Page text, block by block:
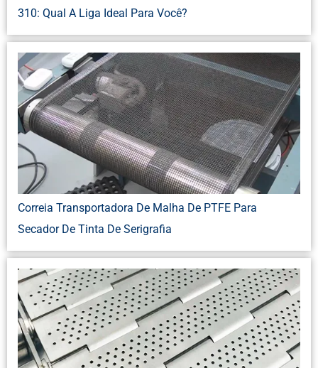
310: Qual A Liga Ideal Para Você?
Correia Transportadora De Malha De PTFE Para
Secador De Tinta De Serigrafia